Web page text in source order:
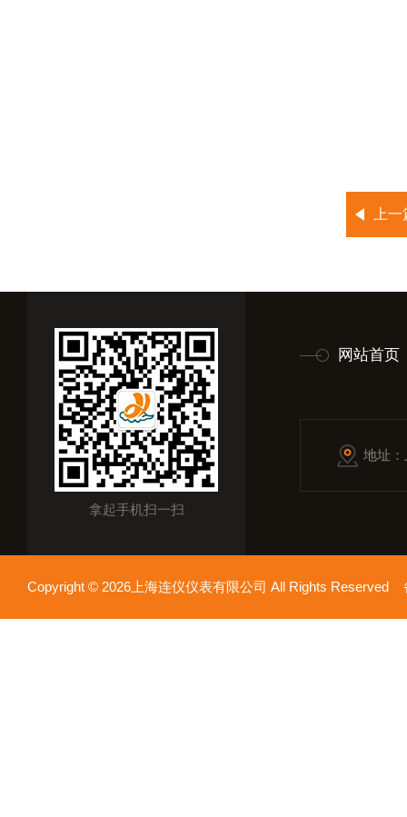
上
拿起手机扫一扫
网站首页
地址
Copyright © 2026上海连仪仪表有限公司 All Rights Reserved